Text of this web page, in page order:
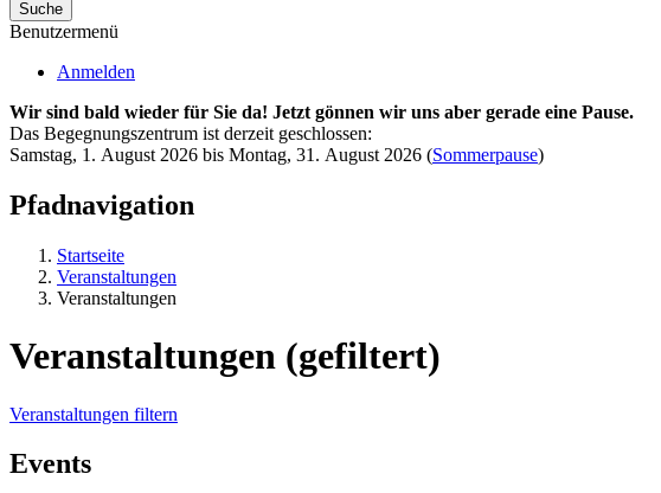
Suche
Benutzermenü
Anmelden
Wir sind bald wieder für Sie da! Jetzt gönnen wir uns aber gerade eine Pause.
Das Begegnungszentrum ist derzeit geschlossen:
Samstag, 1. August 2026 bis Montag, 31. August 2026 (Sommerpause)
Pfadnavigation
Startseite
Veranstaltungen
Veranstaltungen
Veranstaltungen (gefiltert)
Veranstaltungen filtern
Events